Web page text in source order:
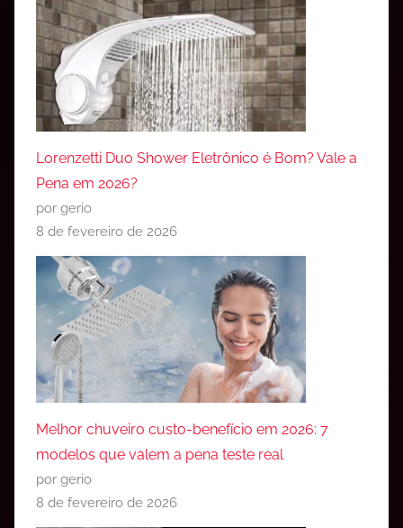
Lorenzetti Duo Shower Eletrônico é Bom? Vale a
Pena em 2026?
por gerio
8 de fevereiro de 2026
Melhor chuveiro custo-benefício em 2026: 7
modelos que valem a pena teste real
por gerio
8 de fevereiro de 2026